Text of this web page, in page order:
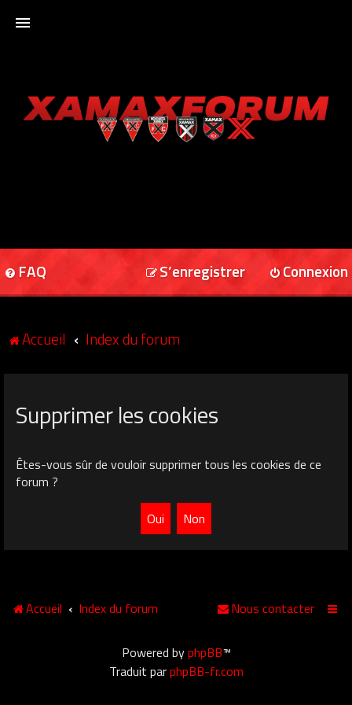
XAMAXFORUM
FAQ Connexion
S’enregistrer
Accueil Index du forum
Supprimer les cookies
Êtes-vous sûr de vouloir supprimer tous les cookies de ce
forum ?
Accueil Index du forum Nous contacter
Powered byphpBB™
Traduit parphpBB-fr.com